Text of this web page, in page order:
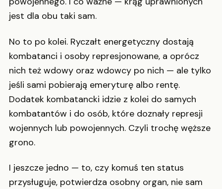
jest dla obu taki sam.
No to po kolei. Ryczałt energetyczny dostają
kombatanci i osoby represjonowane, a oprócz
nich też wdowy oraz wdowcy po nich — ale tylko
jeśli sami pobierają emeryturę albo rentę.
Dodatek kombatancki idzie z kolei do samych
kombatantów i do osób, które doznały represji
wojennych lub powojennych. Czyli trochę węższe
grono.
I jeszcze jedno — to, czy komuś ten status
przysługuje, potwierdza osobny organ, nie sam